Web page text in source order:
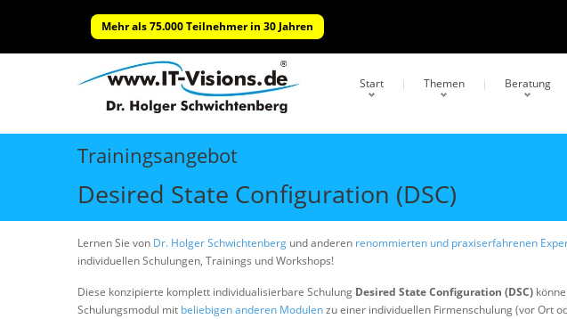
Mehr als 75.000 Teilnehmer in 30 Jahren
Start Themen Beratung
Trainingsangebot
Desired State Configuration (DSC)
Lernen Sie von Dr. Holger Schwichtenberg und anderen renommierten und praxiserfahrenen
individuellen Schulungen, Trainings und Workshops!
Diese konzipierte komplett individualisierbare Schulung Desired State Configuration (DSC)
Schulungsmodul mit beliebigen anderen Modulenzu einer individuellen Firmenschulung (vor Ort